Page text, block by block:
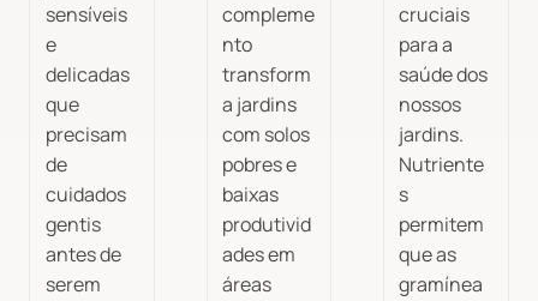
sensíveis
e
delicadas
que
precisam
de
cuidados
gentis
antes de
serem
compleme
nto
transform
a jardins
com solos
pobres e
baixas
produtivid
ades em
áreas
cruciais
para a
saúde dos
nossos
jardins.
Nutriente
s
permitem
que as
gramínea